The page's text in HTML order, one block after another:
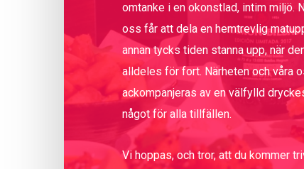
omtanke i en okonstlad, intim miljö.
oss får att dela en hemtrevlig
annan tycks tiden stanna upp, när
alldeles för fort. Närheten och våra
ackompanjeras av en välfylld
något för alla tillfällen.
Vi hoppas, och tror, att du kommer